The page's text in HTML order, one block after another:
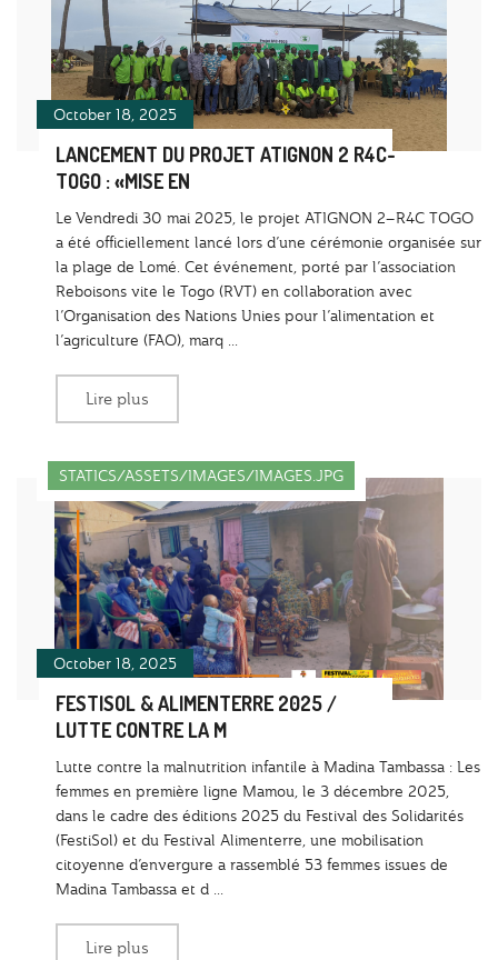
October 18, 2025
LANCEMENT DU PROJET ATIGNON 2 R4C-
TOGO : «MISE EN
Le Vendredi 30 mai 2025, le projet ATIGNON 2–R4C TOGO
a été officiellement lancé lors d’une cérémonie organisée sur
la plage de Lomé. Cet événement, porté par l’association
Reboisons vite le Togo (RVT) en collaboration avec
l’Organisation des Nations Unies pour l’alimentation et
l’agriculture (FAO), marq ...
Lire plus
October 18, 2025
STATICS/ASSETS/IMAGES/IMAGES.JPG
FESTISOL & ALIMENTERRE 2025 /
LUTTE CONTRE LA M
Lutte contre la malnutrition infantile à Madina Tambassa : Les
femmes en première ligne Mamou, le 3 décembre 2025,
dans le cadre des éditions 2025 du Festival des Solidarités
(FestiSol) et du Festival Alimenterre, une mobilisation
citoyenne d’envergure a rassemblé 53 femmes issues de
Madina Tambassa et d ...
Lire plus